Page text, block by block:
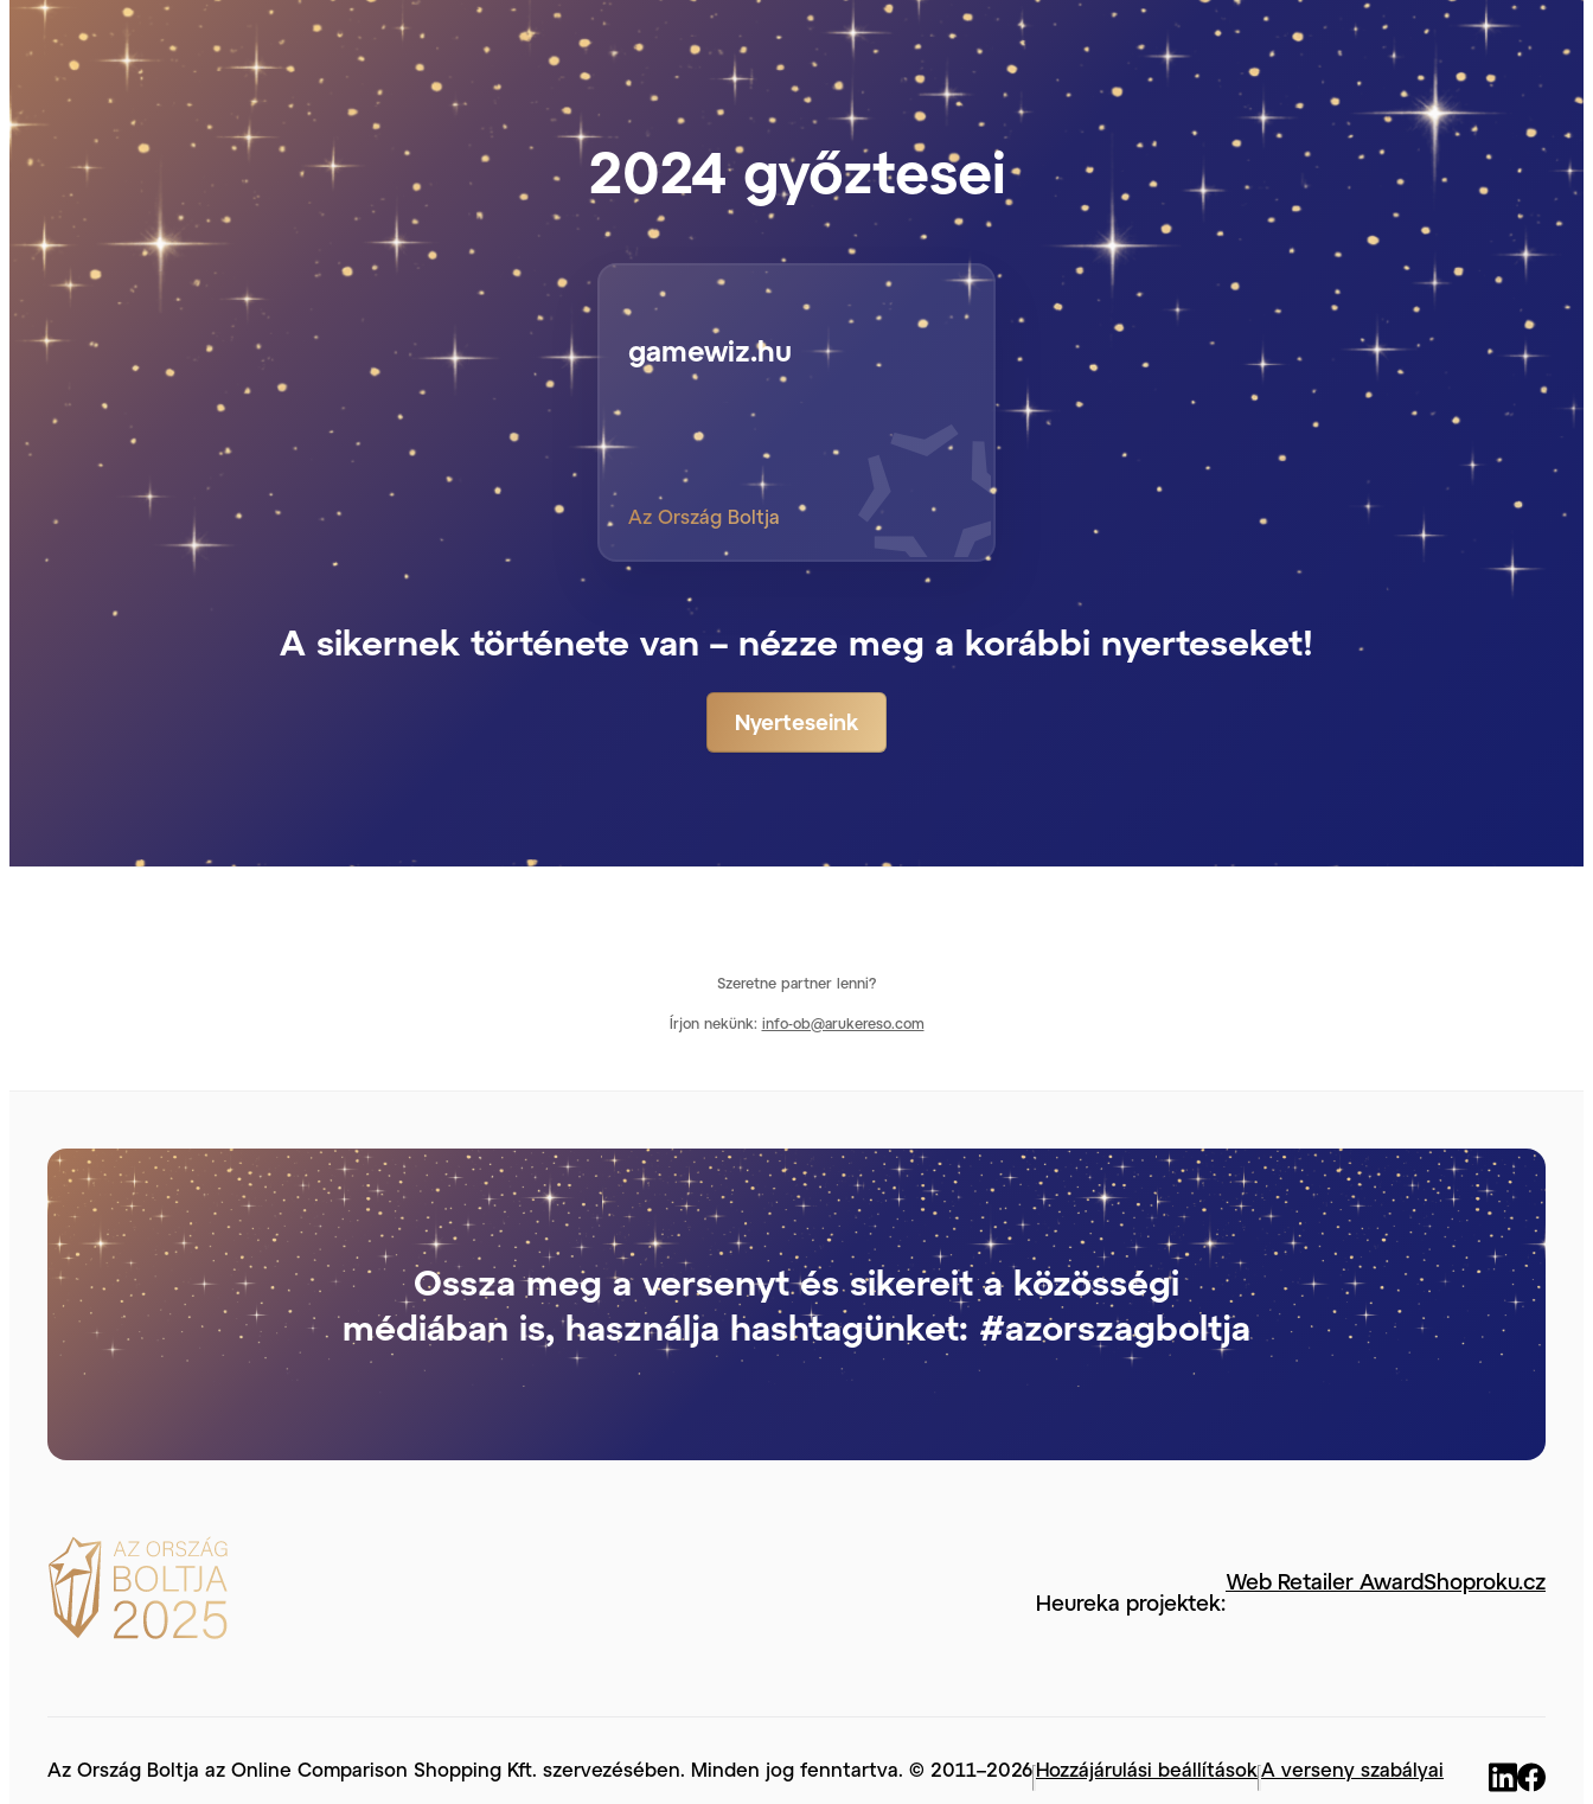
2024 győztesei
gamewiz.hu
Az Ország Boltja
A sikernek története van – nézze meg a korábbi nyerteseket!
Nyerteseink
Szeretne partner lenni?
Írjon nekünk: info-ob@arukereso.com
Ossza meg a versenyt és sikereit a közösségi
médiában is, használja hashtagünket: #azorszagboltja
Heureka projektek:
Web Retailer AwardShoproku.cz
Az Ország Boltja az Online Comparison Shopping Kft. szervezésében. Minden jog fenntartva. © 2011–2026 Hozzájárulási beállítások A verseny szabályai